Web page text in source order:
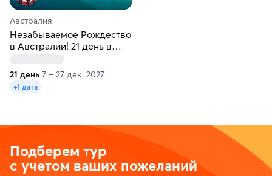
Австралия
Незабываемое Рождество
в Австралии! 21 день в
21 день 7 – 27 дек. 2027
+1 дата
Подберем тур
с учетом ваших пожеланий